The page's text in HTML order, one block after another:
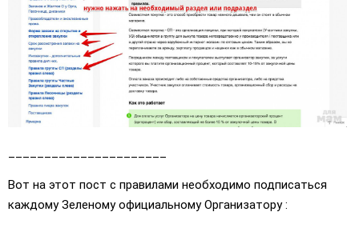
Вот на этот пост с правилами необходимо подписаться
каждому Зеленому официальному Организатору :